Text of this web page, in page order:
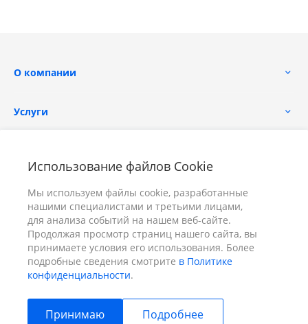
Использование файлов Cookie
Мы используем файлы cookie, разработанные
нашими специалистами и третьими лицами,
для анализа событий на нашем веб-сайте.
Продолжая просмотр страниц нашего сайта, вы
принимаете условия его использования. Более
подробные сведения смотрите в Политике
конфиденциальности.
Принимаю Подробнее
О компании
Услуги
+7 (391) 298-00-11 Заказать звонок
г. Красноярск, пер. Телевизорный 9 "А" ООО "ПРИЗМ"